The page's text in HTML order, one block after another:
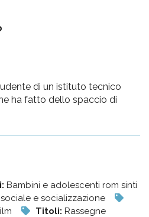
di un istituto tecnico
ha fatto dello spaccio di
Bambini e adolescenti rom sinti
e socializzazione
Titoli: Rassegne